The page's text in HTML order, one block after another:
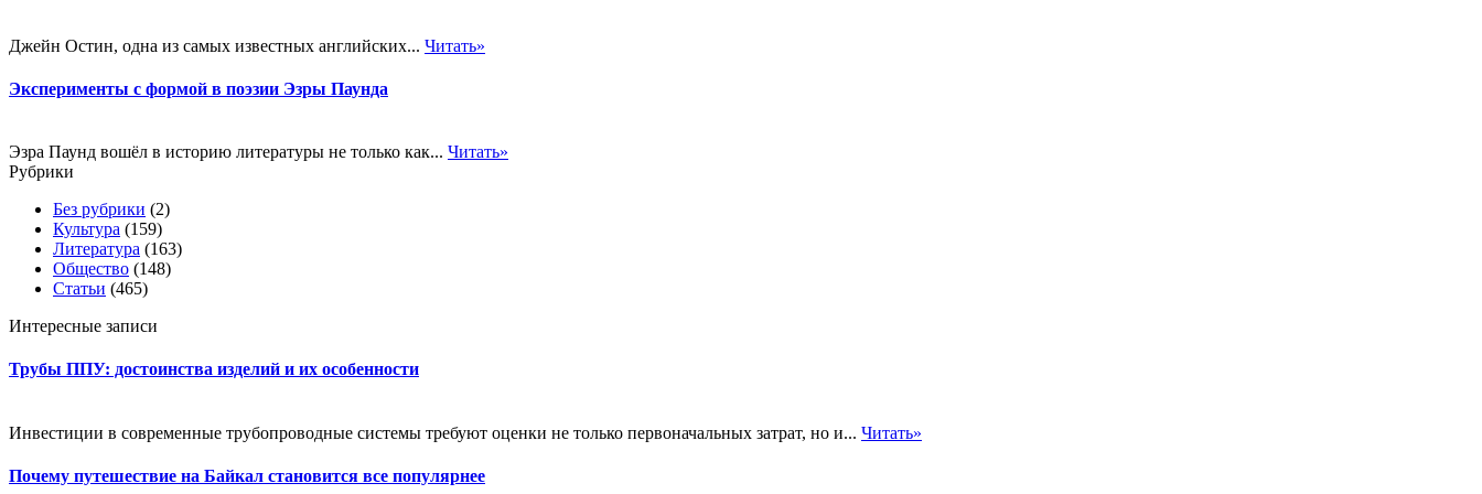
Джейн Остин, одна из самых известных английских... Читать»
Эксперименты с формой в поэзии Эзры Паунда
Эзра Паунд вошёл в историю литературы не только как... Читать»
Рубрики
Без рубрики (2)
Культура (159)
Литература (163)
Общество (148)
Статьи (465)
Интересные записи
Трубы ППУ: достоинства изделий и их особенности
Инвестиции в современные трубопроводные системы требуют оценки не только первоначальных затрат, но и... Читать»
Почему путешествие на Байкал становится все популярнее